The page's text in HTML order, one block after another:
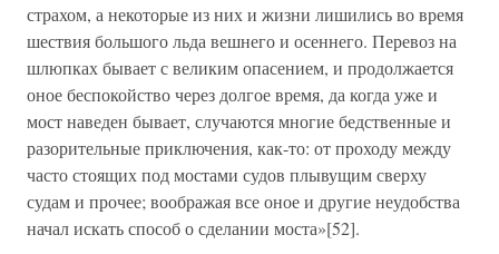
страхом, а некоторые из них и жизни лишились во время
шествия большого льда вешнего и осеннего. Перевоз на
шлюпках бывает с великим опасением, и продолжается
оное беспокойство через долгое время, да когда уже и
мост наведен бывает, случаются многие бедственные и
разорительные приключения, как-то: от проходу между
часто стоящих под мостами судов плывущим сверху
судам и прочее; воображая все оное и другие неудобства
начал искать способ о сделании моста»[52].